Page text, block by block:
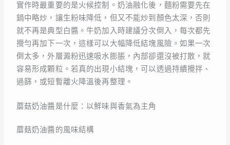
實作時最重要的是火候控制。奶油融化後，麵粉需要先在
鍋中略炒，讓生粉味降低，但又不能炒到顏色太深，否則
就不再是典型白醬。牛奶加入時建議分次倒入，每次都先
攪勻再加下一次，這樣可以大幅降低結塊風險。如果一次
倒太多，外層澱粉迅速吸水膨脹，內部卻還沒被打散，就
容易形成顆粒。若真的出現小結塊，可以透過持續攪拌、
過篩，或短暫離火降溫後再整理。
蘑菇奶油醬是什麼：以鮮味與香氣為主角
蘑菇奶油醬的風味結構